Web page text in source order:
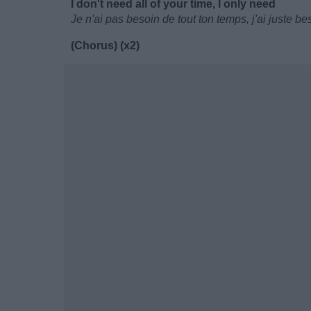
I don't need all of your time, I only need
Je n'ai pas besoin de tout ton temps, j'ai juste
(Chorus) (x2)